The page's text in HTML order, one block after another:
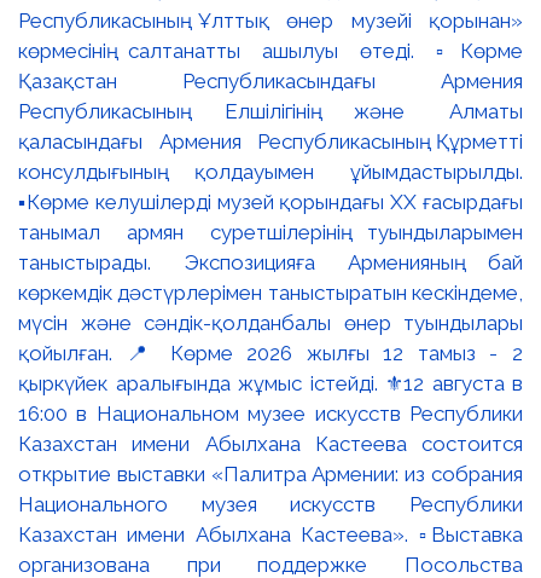
Республикасының Ұлттық өнер музейі қорынан»
көрмесінің салтанатты ашылуы өтеді. ▫️Көрме
Қазақстан Республикасындағы Армения
Республикасының Елшілігінің және Алматы
қаласындағы Армения Республикасының Құрметті
консулдығының қолдауымен ұйымдастырылды.
▪️Көрме келушілерді музей қорындағы ХХ ғасырдағы
танымал армян суретшілерінің туындыларымен
таныстырады. Экспозицияға Арменияның бай
көркемдік дәстүрлерімен таныстыратын кескіндеме,
мүсін және сәндік-қолданбалы өнер туындылары
қойылған. 📍 Көрме 2026 жылғы 12 тамыз - 2
қыркүйек аралығында жұмыс істейді. ⚜️12 августа в
16:00 в Национальном музее искусств Республики
Казахстан имени Абылхана Кастеева состоится
открытие выставки «Палитра Армении: из собрания
Национального музея искусств Республики
Казахстан имени Абылхана Кастеева». ▫️Выставка
организована при поддержке Посольства